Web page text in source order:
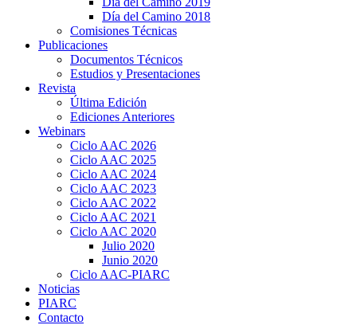
Día del Camino 2018
Comisiones Técnicas
Publicaciones
Documentos Técnicos
Estudios y Presentaciones
Revista
Última Edición
Ediciones Anteriores
Webinars
Ciclo AAC 2026
Ciclo AAC 2025
Ciclo AAC 2024
Ciclo AAC 2023
Ciclo AAC 2022
Ciclo AAC 2021
Ciclo AAC 2020
Julio 2020
Junio 2020
Ciclo AAC-PIARC
Noticias
PIARC
Contacto